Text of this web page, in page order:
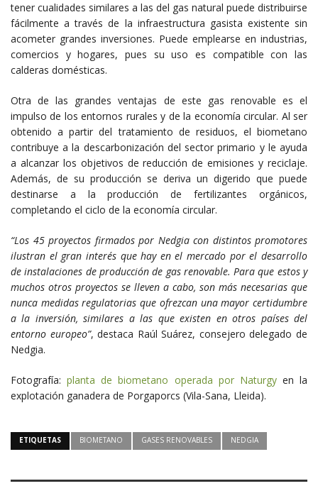
tener cualidades similares a las del gas natural puede distribuirse
fácilmente a través de la infraestructura gasista existente sin
acometer grandes inversiones. Puede emplearse en industrias,
comercios y hogares, pues su uso es compatible con las
calderas domésticas.
Otra de las grandes ventajas de este gas renovable es el
impulso de los entornos rurales y de la economía circular. Al ser
obtenido a partir del tratamiento de residuos, el biometano
contribuye a la descarbonización del sector primario y le ayuda
a alcanzar los objetivos de reducción de emisiones y reciclaje.
Además, de su producción se deriva un digerido que puede
destinarse a la producción de fertilizantes orgánicos,
completando el ciclo de la economía circular.
“Los 45 proyectos firmados por Nedgia con distintos promotores
ilustran el gran interés que hay en el mercado por el desarrollo
de instalaciones de producción de gas renovable. Para que estos y
muchos otros proyectos se lleven a cabo, son más necesarias que
nunca medidas regulatorias que ofrezcan una mayor certidumbre
a la inversión, similares a las que existen en otros países del
entorno europeo”, destaca Raúl Suárez, consejero delegado de
Nedgia.
Fotografía:planta de biometano operada por Naturgyen la
explotación ganadera de Porgaporcs (Vila-Sana, Lleida).
ETIQUETAS BIOMETANO GASES RENOVABLES NEDGIA